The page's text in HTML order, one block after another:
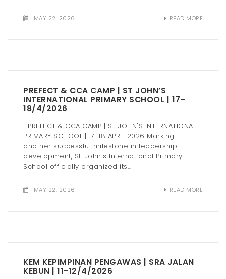
MAY 22, 2026 READ MORE
PREFECT & CCA CAMP | ST JOHN’S
INTERNATIONAL PRIMARY SCHOOL | 17-
18/4/2026
PREFECT & CCA CAMP | ST JOHN'S INTERNATIONAL
PRIMARY SCHOOL | 17-18 APRIL 2026 Marking
another successful milestone in leadership
development, St. John's International Primary
School officially organized its...
MAY 22, 2026 READ MORE
KEM KEPIMPINAN PENGAWAS | SRA JALAN
KEBUN | 11-12/4/2026